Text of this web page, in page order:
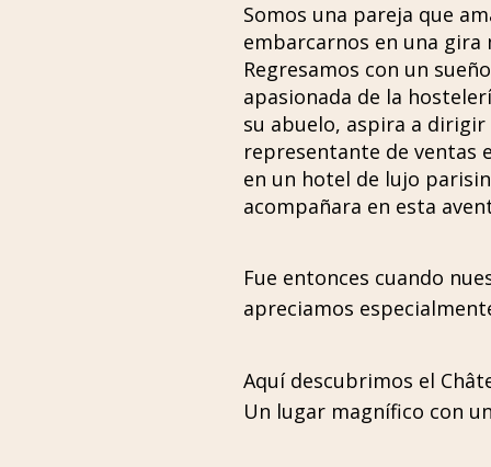
Somos una pareja que
embarcarnos en una
Regresamos con un
apasionada de la
su abuelo, aspira a
representante de ventas
en un hotel de lujo
acompañara en esta
Fue entonces cuando
apreciamos
Aquí descubrimos el
Un lugar magnífico con